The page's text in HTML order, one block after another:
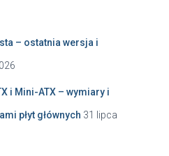
– ostatnia wersja i
i Mini-ATX – wymiary i
płyt głównych 31 lipca